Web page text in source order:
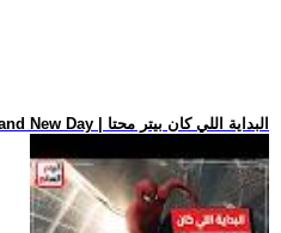
.. فيلم Spider-Man: Brand New Day | البداية اللي كان بيتر محتا